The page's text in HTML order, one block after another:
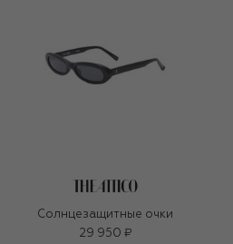
Солнцезащитные очки
29 950 ₽